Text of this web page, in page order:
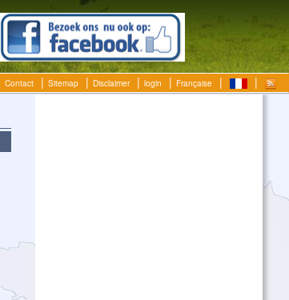
Contact Sitemap Disclaimer login Française